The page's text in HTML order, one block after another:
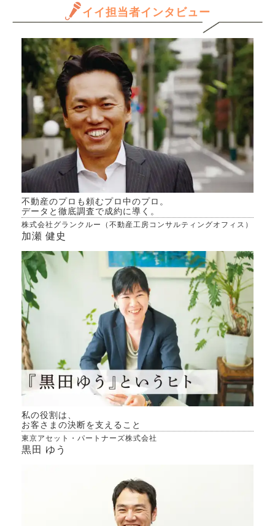
だけ
ます
きる
か、
専門
などそのようなことについて
然も多く、水もキレイ、阿蘇
山などが近くにあるから登山
も簡単と、聞いたり、インタ
ーネットで見たりしたことが
ありますが、実際はどうなの
かなどもイマイチよく分かっ
ていないので、そこ辺りも分
かっていたらついでにお知ら
せしていただけたら嬉しいで
す。
イイ担当者インタビュー
不動産のプロも頼むプロ中のプロ。
データと徹底調査で成約に導く。
株式会社グランクルー（不動産工房コンサルティングオフィス）
加瀬 健史
私の役割は、
お客さまの決断を支えること
東京アセット・パートナーズ株式会社
黒田 ゆう